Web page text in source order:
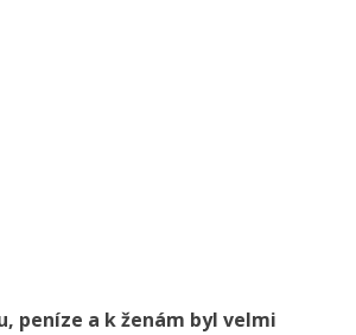
peníze a k ženám byl velmi